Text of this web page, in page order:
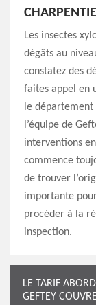
Les insectes
dégâts au
constatez des
faites appel en
le département
l’équipe de
interventions
commence
de trouver
importante
procéder à la
inspection.
LE TARIF
GEFTEY